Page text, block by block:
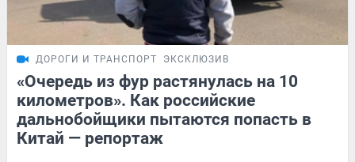
ДОРОГИ И ТРАНСПОРТ ЭКСКЛЮЗИВ
«Очередь из фур растянулась на 10
километров». Как российские
дальнобойщики пытаются попасть в
Китай — репортаж